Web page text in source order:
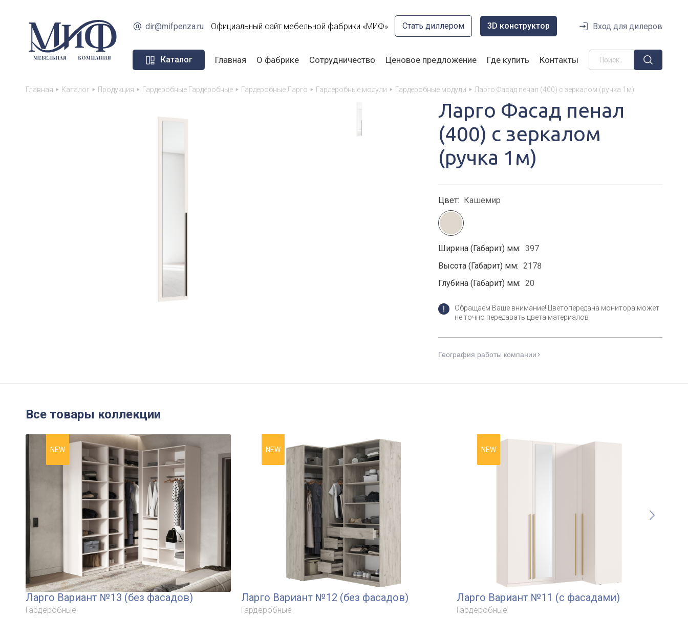
dir@mifpenza.ru Официальный сайт мебельной фабрики «МИФ» Стать диллером 3D конструктор Вход для дилеров
Каталог Главная О фабрике Сотрудничество Ценовое предложение Где купить Контакты
Главная Каталог Продукция Гардеробные Гардеробные Гардеробные Ларго Гардеробные модули Гардеробные модули Ларго Фасад пенал (400) с зеркалом (ручка 1м)
Ларго Фасад пенал
(400) с зеркалом
(ручка 1м)
Цвет: Кашемир
Ширина (Габарит) мм: 397
Высота (Габарит) мм: 2178
Глубина (Габарит) мм: 20
Обращаем Ваше внимание! Цветопередача монитора может
не точно передавать цвета материалов
География работы компании
Все товары коллекции
NEW
Ларго Вариант №13 (без фасадов)
Гардеробные
NEW
Ларго Вариант №12 (без фасадов)
Гардеробные
NEW
Ларго Вариант №11 (с фасадами)
Гардеробные